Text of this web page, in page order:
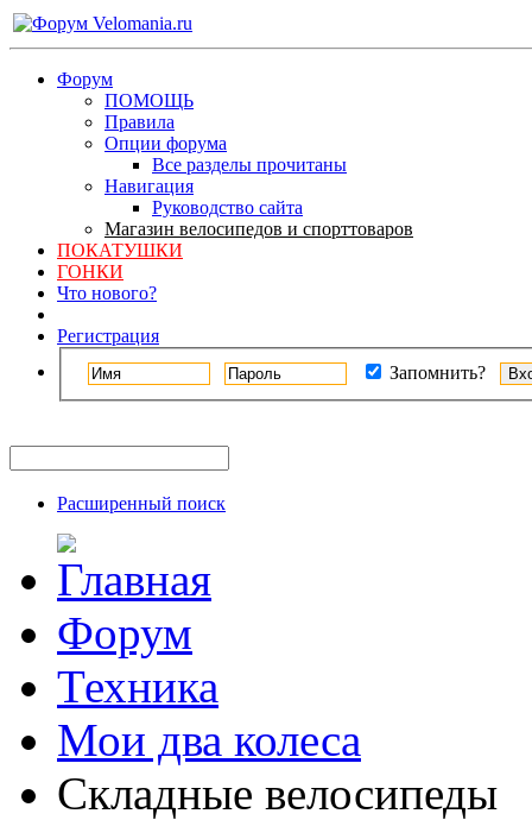
Форум
ПОМОЩЬ
Правила
Опции форума
Все разделы прочитаны
Навигация
Руководство сайта
Магазин велосипедов и спорттоваров
ПОКАТУШКИ
ГОНКИ
Что нового?
Регистрация
Запомнить?
Расширенный поиск
Форум
Техника
Мои два колеса
Складные велосипеды